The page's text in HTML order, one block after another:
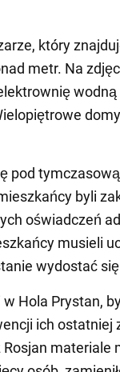
który
metr. Na
pod
byli
oświadczeń
musieli
wydostać
Hola Prystan,
ich ostatniej
materiale